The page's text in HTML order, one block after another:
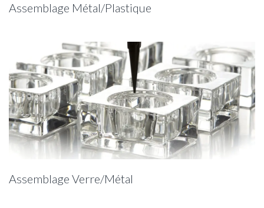
Assemblage Métal/Plastique
Assemblage Verre/Métal